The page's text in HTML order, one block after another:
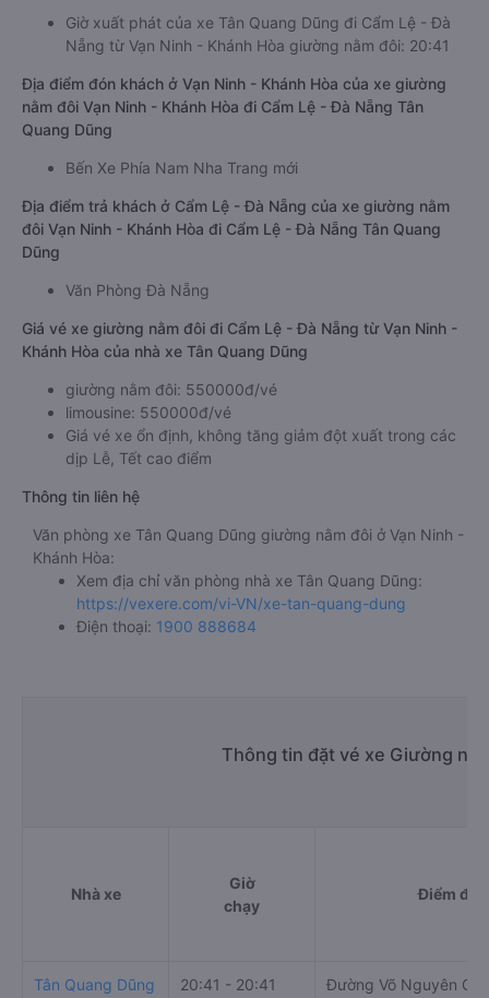
Giờ xuất phát của xe Tân Quang Dũng đi Cẩm Lệ - Đà
Nẵng từ Vạn Ninh - Khánh Hòa giường nằm đôi: 20:41
Địa điểm đón khách ở Vạn Ninh - Khánh Hòa của xe giường
nằm đôi Vạn Ninh - Khánh Hòa đi Cẩm Lệ - Đà Nẵng Tân
Quang Dũng
Bến Xe Phía Nam Nha Trang mới
Địa điểm trả khách ở Cẩm Lệ - Đà Nẵng của xe giường nằm
đôi Vạn Ninh - Khánh Hòa đi Cẩm Lệ - Đà Nẵng Tân Quang
Dũng
Văn Phòng Đà Nẵng
Giá vé xe giường nằm đôi đi Cẩm Lệ - Đà Nẵng từ Vạn Ninh -
Khánh Hòa của nhà xe Tân Quang Dũng
giường nằm đôi: 550000đ/vé
limousine: 550000đ/vé
Giá vé xe ổn định, không tăng giảm đột xuất trong các
dịp Lễ, Tết cao điểm
Thông tin liên hệ
Văn phòng xe Tân Quang Dũng giường nằm đôi ở Vạn Ninh -
Khánh Hòa:
Xem địa chỉ văn phòng nhà xe Tân Quang Dũng:
https://vexere.com/vi-VN/xe-tan-quang-dung
Điện thoại: 1900 888684
Thông tin đặt vé xe Giường
Nhà xe
Giờ
chạy
Điểm đi
Tân Quang Dũng 20:41 - 20:41 Đường Võ Nguyên